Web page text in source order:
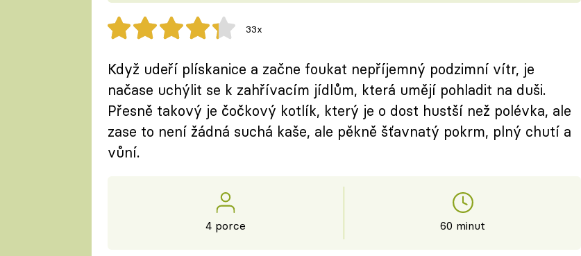
33x
Když udeří plískanice a začne foukat nepříjemný podzimní vítr, je
načase uchýlit se k zahřívacím jídlům, která umějí pohladit na duši.
Přesně takový je čočkový kotlík, který je o dost hustší než polévka, ale
zase to není žádná suchá kaše, ale pěkně šťavnatý pokrm, plný chutí a
vůní.
4 porce 60 minut